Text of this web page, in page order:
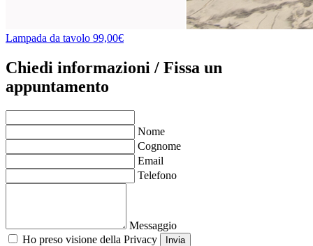
Lampada da tavolo 99,00€
Chiedi informazioni / Fissa un
appuntamento
Nome
Cognome
Email
Telefono
Messaggio
Ho preso visione della Privacy
Invia